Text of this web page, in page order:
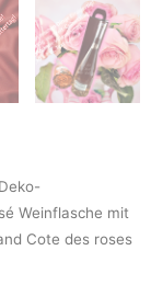
Deko-
Weinflasche mit
Cote des roses